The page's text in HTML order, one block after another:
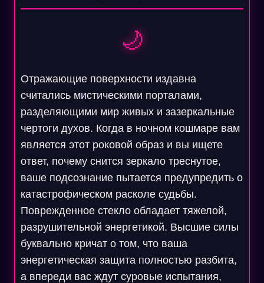
🌙
Отражающие поверхности издавна
считались мистическими порталами,
разделяющими мир живых и зазеркальные
чертоги духов. Когда в ночном кошмаре вам
является этот роковой образ и вы ищете
ответ, почему снится зеркало треснутое,
ваше подсознание пытается предупредить о
катастрофическом расколе судьбы.
Поврежденное стекло обладает тяжелой,
разрушительной энергетикой. Высшие силы
буквально кричат о том, что ваша
энергетическая защита полностью разбита,
а впереди вас ждут суровые испытания,